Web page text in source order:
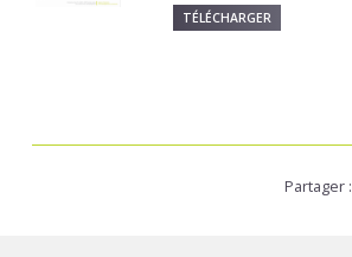
TÉLÉCHARGER
Partager :